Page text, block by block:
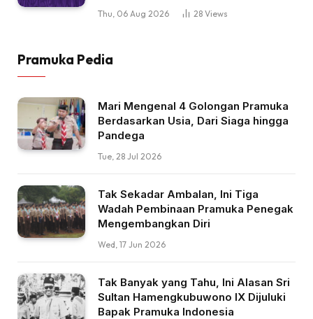
Thu, 06 Aug 2026 28 Views
Pramuka Pedia
Mari Mengenal 4 Golongan Pramuka
Berdasarkan Usia, Dari Siaga hingga
Pandega
Tue, 28 Jul 2026
Tak Sekadar Ambalan, Ini Tiga
Wadah Pembinaan Pramuka Penegak
Mengembangkan Diri
Wed, 17 Jun 2026
Tak Banyak yang Tahu, Ini Alasan Sri
Sultan Hamengkubuwono IX Dijuluki
Bapak Pramuka Indonesia